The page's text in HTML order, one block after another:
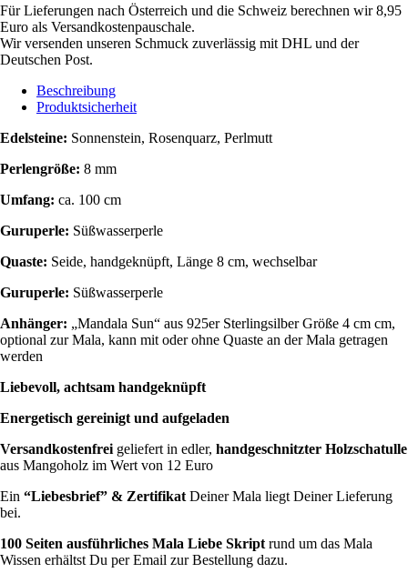
Für Lieferungen nach Österreich und die Schweiz berechnen wir 8,95
Euro als Versandkostenpauschale.
Wir versenden unseren Schmuck zuverlässig mit DHL und der
Deutschen Post.
Beschreibung
Produktsicherheit
Edelsteine: Sonnenstein, Rosenquarz, Perlmutt
Perlengröße: 8 mm
Umfang: ca. 100 cm
Guruperle: Süßwasserperle
Quaste: Seide, handgeknüpft, Länge 8 cm, wechselbar
Guruperle: Süßwasserperle
Anhänger: „Mandala Sun“ aus 925er SterlingsilberGröße 4 cm cm,
optional zur Mala, kann mit oder ohne Quaste an der Mala getragen
werden
Liebevoll, achtsam handgeknüpft
Energetisch gereinigt und aufgeladen
Versandkostenfrei geliefert in edler, handgeschnitzter Holzschatulle
aus Mangoholz im Wert von 12 Euro
Ein “Liebesbrief” & Zertifikat Deiner Mala liegt Deiner Lieferung
bei.
100 Seiten ausführliches Mala Liebe Skript rund um das Mala
Wissen erhältst Du per Email zur Bestellung dazu.